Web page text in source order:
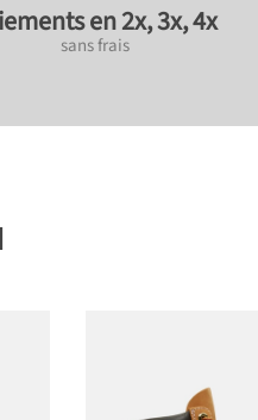
en 2x, 3x, 4x
sans frais